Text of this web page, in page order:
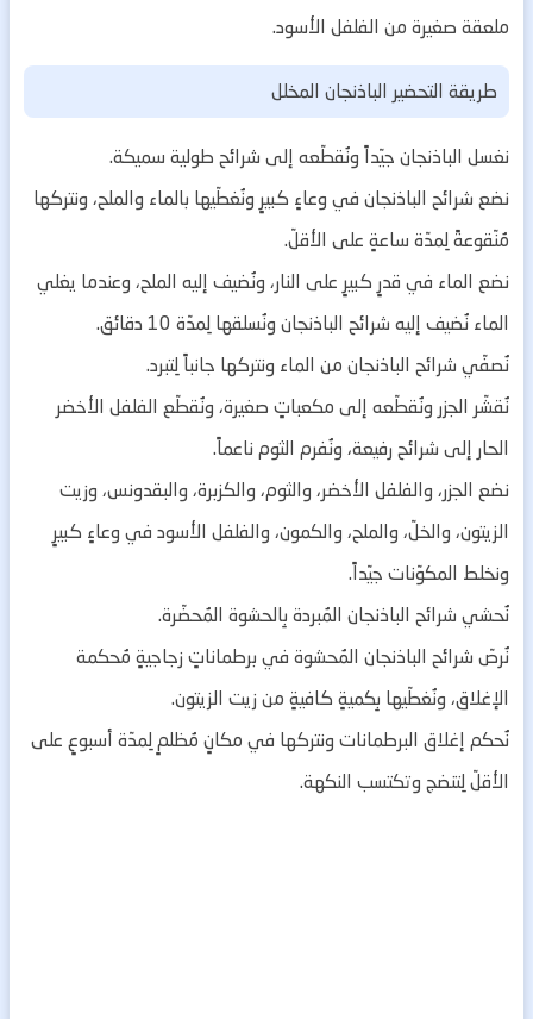
ملعقة صغيرة من الفلفل الأسود.
طريقة التحضير الباذنجان المخلل
نغسل الباذنجان جيّداً ونُقطّعه إلى شرائح طولية سميكة.
نضع شرائح الباذنجان في وعاءٍ كبيرٍ ونُغطّيها بالماء والملح، ونتركها
مُنّقوعةً لِمدّة ساعةٍ على الأقلّ.
نضع الماء في قدرٍ كبيرٍ على النار، ونُضيف إليه الملح، وعندما يغلي
الماء نُضيف إليه شرائح الباذنجان ونُسلقها لِمدّة 10 دقائق.
نُصفّي شرائح الباذنجان من الماء ونتركها جانباً لِتبرد.
نُقشّر الجزر ونُقطّعه إلى مكعباتٍ صغيرة، ونُقطّع الفلفل الأخضر
الحار إلى شرائح رفيعة، ونُفرم الثوم ناعماً.
نضع الجزر، والفلفل الأخضر، والثوم، والكزبرة، والبقدونس، وزيت
الزيتون، والخلّ، والملح، والكمون، والفلفل الأسود في وعاءٍ كبيرٍ
ونخلط المكوّنات جيّداً.
نُحشي شرائح الباذنجان المُبردة بِالحشوة المُحضّرة.
نُرصّ شرائح الباذنجان المُحشوة في برطماناتٍ زجاجيةٍ مُحكمة
الإغلاق، ونُغطّيها بِكميةٍ كافيةٍ من زيت الزيتون.
نُحكم إغلاق البرطمانات ونتركها في مكانٍ مُظلمٍ لِمدّة أسبوعٍ على
الأقلّ لِتنضج وتكتسب النكهة.